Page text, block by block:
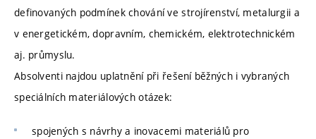
definovaných podmínek chování ve strojírenství, metalurgii a
v energetickém, dopravním, chemickém, elektrotechnickém
aj. průmyslu.
Absolventi najdou uplatnění při řešení běžných i vybraných
speciálních materiálových otázek:
spojených s návrhy a inovacemi materiálů pro